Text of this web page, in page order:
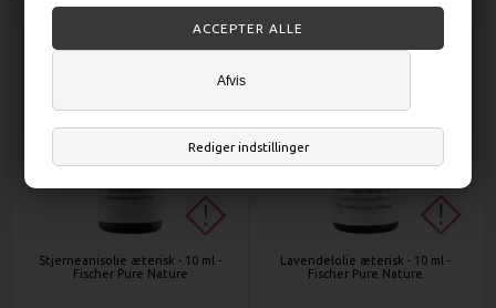
Rediger indstillinger
Afvis
Stjerneanisolie æterisk - 10 ml -
Fischer Pure Nature
Lavendelolie æterisk - 10 ml -
Fischer Pure Nature